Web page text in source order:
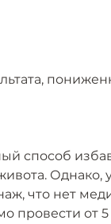
способ
Однако,
что нет
провести от 5